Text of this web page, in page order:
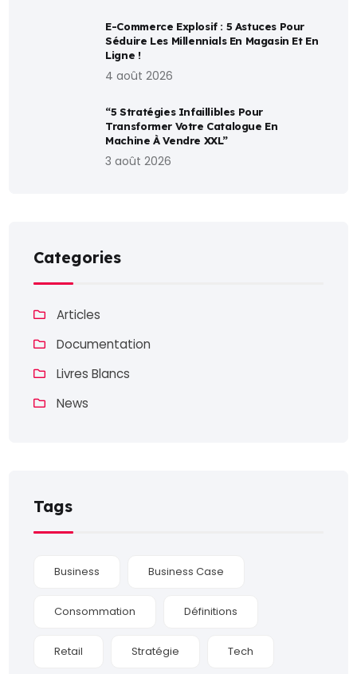
E-Commerce Explosif : 5 Astuces Pour
Séduire Les Millennials En Magasin Et En
Ligne !
4 août 2026
“5 Stratégies Infaillibles Pour
Transformer Votre Catalogue En
Machine À Vendre XXL”
3 août 2026
Categories
Articles
Documentation
Livres Blancs
News
Tags
Business Business Case
Consommation Définitions
Retail Stratégie Tech